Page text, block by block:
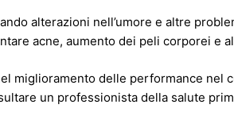
alterazioni nell’umore e altre
acne, aumento dei peli corporei e
miglioramento delle performance nel
un professionista della salute